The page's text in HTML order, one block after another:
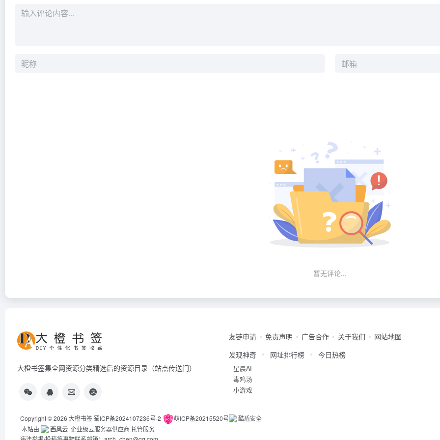
暂无评论...
大橙书签集全网资源分类精选后的资源目录（站点传送门）
友链申请 免责声明 广告合作 关于我们
网站地图
发现神奇
星晨AI
毒鸡汤
小游戏
网址排行榜 今日热榜
Copyright © 2026 大橙书签蜀ICP备2024107236号-2 萌ICP备20215520号
酷盾安全
本站由
西风云 企业级云服务器供应商 托管服务